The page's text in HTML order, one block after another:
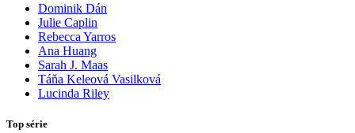
Dominik Dán
Julie Caplin
Rebecca Yarros
Ana Huang
Sarah J. Maas
Táňa Keleová Vasilková
Lucinda Riley
Top série